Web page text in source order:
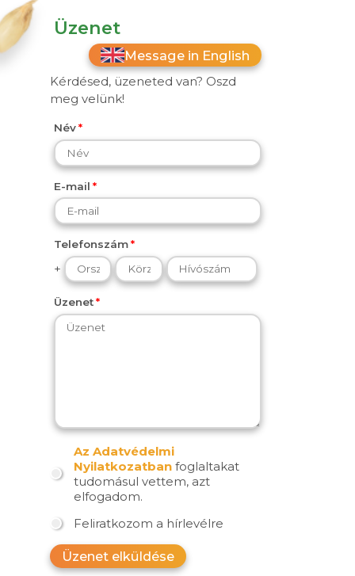
Üzenet
Message in English
Kérdésed, üzeneted van? Oszd
meg velünk!
Név
E-mail
Telefonszám
+
Üzenet
Az Adatvédelmi
Nyilatkozatban foglaltakat
tudomásul vettem, azt
elfogadom.
Feliratkozom a hírlevélre
Üzenet elküldése